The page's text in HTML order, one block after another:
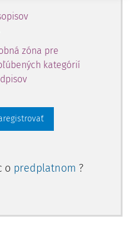
zóna pre
kategórií
o predplatnom ?